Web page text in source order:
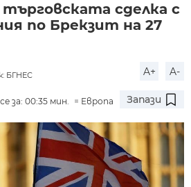
сделка с
по Брекзит на 27
БГНЕС A+ A-
за: 00:35 мин. Европа Запази